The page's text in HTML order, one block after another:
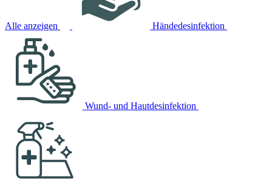
Alle anzeigen Händedesinfektion
Wund- und Hautdesinfektion